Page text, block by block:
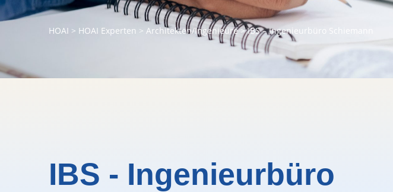
HOAI > HOAI Experten > Architekten/Ingenieure>IBS – Ingenieurbüro Schiemann
IBS - Ingenieurbüro